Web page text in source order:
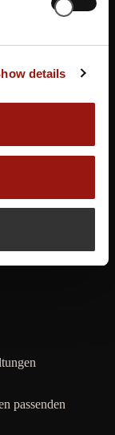
details
passenden